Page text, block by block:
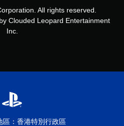
All rights reserved.
Clouded Leopard Entertainment
Inc.
區：香港特別行政區